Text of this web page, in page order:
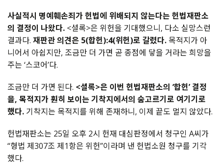
사실적시 명예훼손죄가 헌법에 위배되지 않는다는 헌법재판소
의 결정이 나왔다. <셜록>은 위헌을 기대했으니, 다소 실망스런
결과다. 재판관 의견은 5(합헌):4(위헌)로 갈렸다. 목적지가 아
니어서 아쉽지만, 조금만 더 가면 곧 종점에 닿을 거라는 희망을
주는 ‘스코어’다.
조금만 더 가면 된다. <셜록>은 이번 헌법재판소의 ‘합헌’ 결정
을, 목적지가 훤히 보이는 기착지에서의 숨고르기로 여기기로
했다. 기착지는 목적지를 위해 존재하니, 이제 끝도 멀지 않았다.
헌법재판소는 25일 오후 2시 헌재 대심판정에서 청구인 A씨가
“형법 제307조 제1항은 위헌”이라며 낸 헌법소원 청구를 기각
했다.